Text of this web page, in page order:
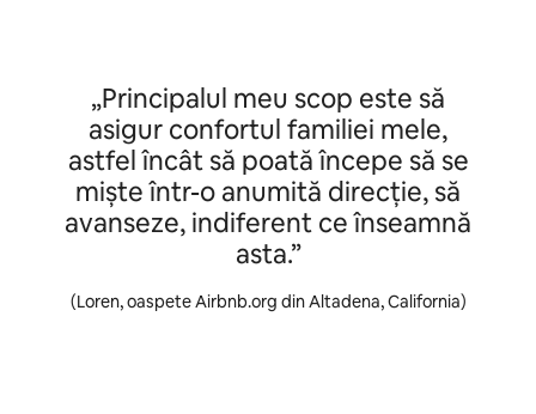
„Principalul meu scop este să
asigur confortul familiei mele,
astfel încât să poată începe să se
miște într-o anumită direcție, să
avanseze, indiferent ce înseamnă
asta.”
(Loren, oaspete Airbnb.org din Altadena, California)